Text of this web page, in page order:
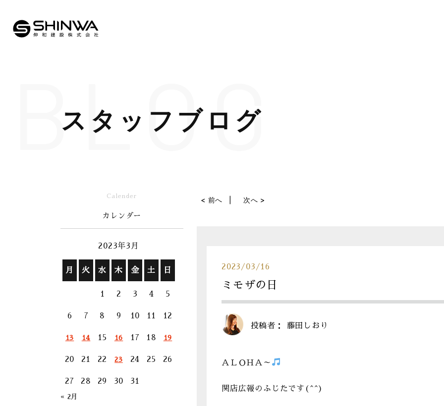
BLOG
スタッフブログ
Calender
カレンダー
2023年3月
月 火 水 木 金 土 日
1 2 3 4 5
6 7 8 9 10 11 12
13 14 15 16 17 18 19
20 21 22 23 24 25 26
27 28 29 30 31
« 2月
< 前へ 次へ >
2023/03/16
ミモザの日
投稿者： 藤田しおり
ＡＬＯＨＡ～
関店広報のふじたです(^^)